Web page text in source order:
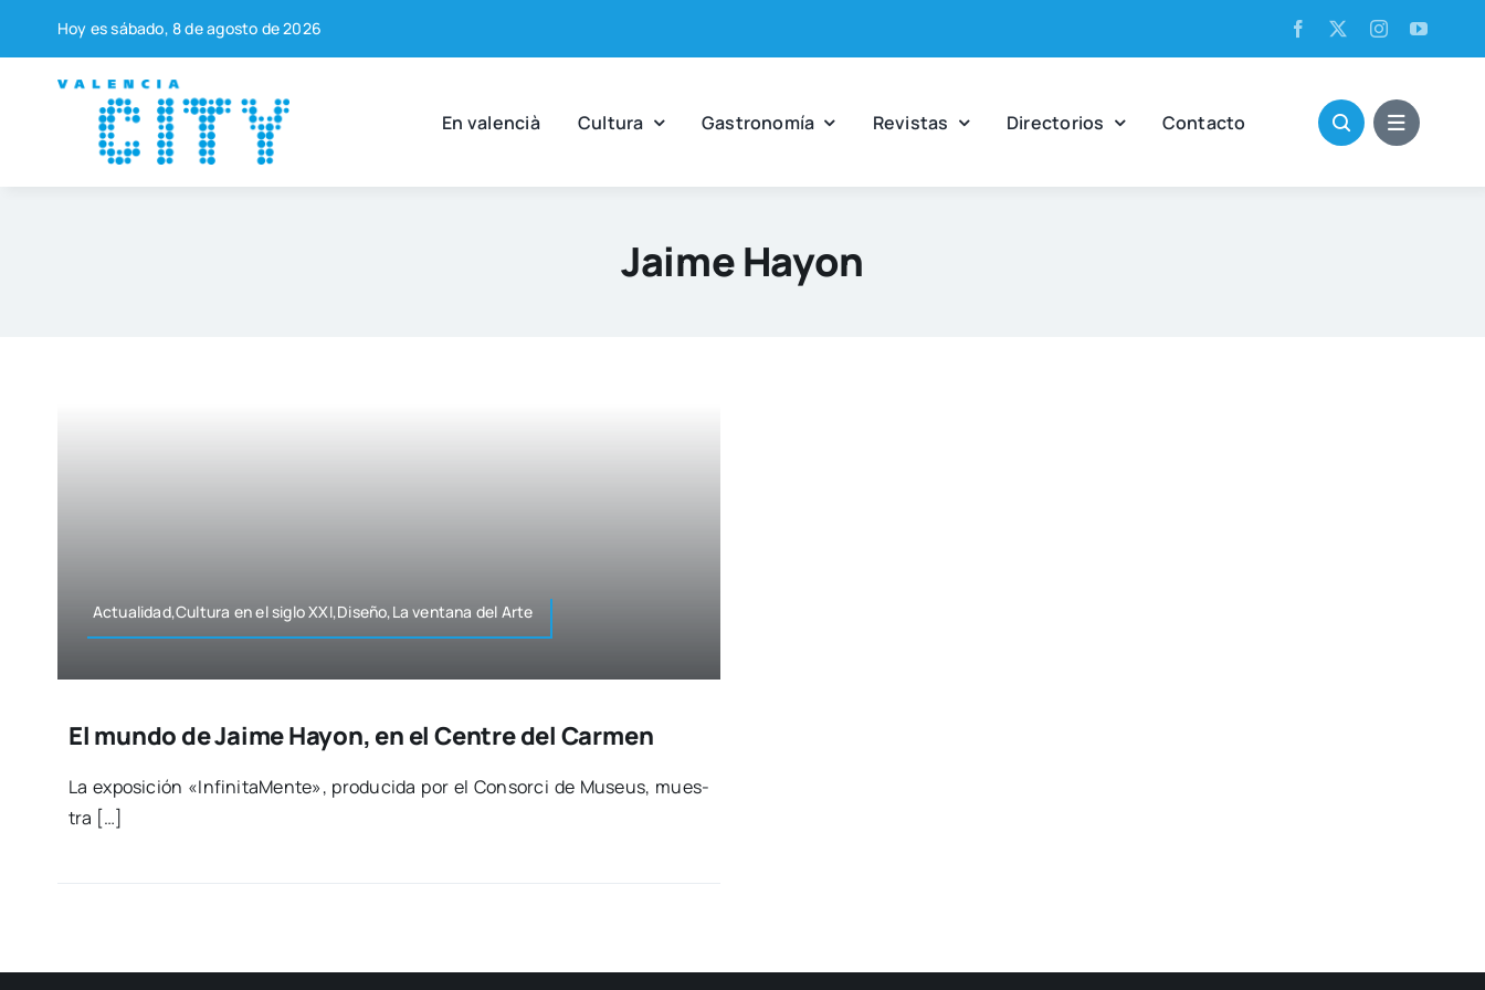
contenido
Hoy es sába­do, 8 de agos­to de 2026
En valen­cià Cul­tu­ra Gas­tro­no­mía Revis­tas Direc­to­rios Con­tac­to
Jaime Hayon
Actualidad,Cultura en el siglo XXI,Diseño,La ven­ta­na del Arte
El mundo de Jaime Hayon, en el Centre del Carmen
La expo­si­ción «Infi­ni­ta­Men­te», pro­du­ci­da por el Con­sor­ci de Museus, mues­
tra […]